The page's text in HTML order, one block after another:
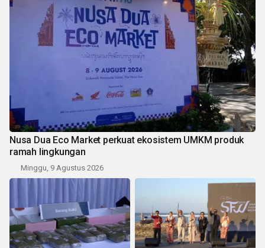
Nusa Dua Eco Market perkuat ekosistem UMKM produk
ramah lingkungan
Minggu, 9 Agustus 2026